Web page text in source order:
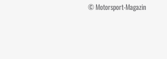
© Motorsport-Magazin